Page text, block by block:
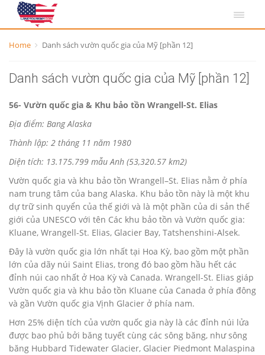
Home Danh sách vườn quốc gia của Mỹ [phần 12]
Danh sách vườn quốc gia của Mỹ [phần 12]
56- Vườn quốc gia & Khu bảo tồn Wrangell-St. Elias
Địa điểm: Bang Alaska
Thành lập: 2 tháng 11 năm 1980
Diện tích: 13.175.799 mẫu Anh (53,320.57 km2)
Vườn quốc gia và khu bảo tồn Wrangell–St. Elias nằm ở phía
nam trung tâm của bang Alaska. Khu bảo tồn này là một khu
dự trữ sinh quyển của thế giới và là một phần của di sản thế
giới của UNESCO với tên Các khu bảo tồn và Vườn quốc gia:
Kluane, Wrangell-St. Elias, Glacier Bay, Tatshenshini-Alsek.
Đây là vườn quốc gia lớn nhất tại Hoa Kỳ, bao gồm một phần
lớn của dãy núi Saint Elias, trong đó bao gồm hầu hết các
đỉnh núi cao nhất ở Hoa Kỳ và Canada. Wrangell-St. Elias giáp
Vườn quốc gia và khu bảo tồn Kluane của Canada ở phía đông
và gần Vườn quốc gia Vịnh Glacier ở phía nam.
Hơn 25% diện tích của vườn quốc gia này là các đỉnh núi lửa
được bao phủ bởi băng tuyết cùng các sông băng, như sông
băng Hubbard Tidewater Glacier, Glacier Piedmont Malaspina